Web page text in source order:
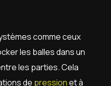
comme ceux
les balles dans un
les parties. Cela
de pressionet à